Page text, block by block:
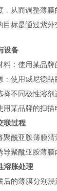
，从而调整薄
目标是通过紫外
设备
料：使用某品牌
：使用威尼德品
择不同极性溶剂
用某品牌的扫
联过程
聚酰亚胺薄膜
导聚酰亚胺薄膜
溶胀处理
后的薄膜分别